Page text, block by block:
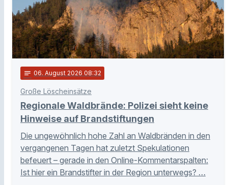
notes 06. August 2026 08:32
Große Löscheinsätze
Regionale Waldbrände: Polizei sieht keine
Hinweise auf Brandstiftungen
Die ungewöhnlich hohe Zahl an Waldbränden in den
vergangenen Tagen hat zuletzt Spekulationen
befeuert – gerade in den Online-Kommentarspalten:
Ist hier ein Brandstifter in der Region unterwegs? …